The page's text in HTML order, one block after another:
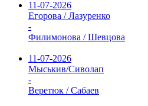
11-07-2026
Егорова / Лазуренко
-
Филимонова / Шевцова
11-07-2026
Мыськив/Сиволап
-
Веретюк / Сабаев